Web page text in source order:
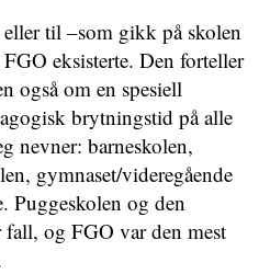
til –som gikk på skolen
eksisterte. Den forteller
også om en spesiell
brytningstid på alle
nevner: barneskolen,
gymnaset/videregående
Puggeskolen og den
og FGO var den mest